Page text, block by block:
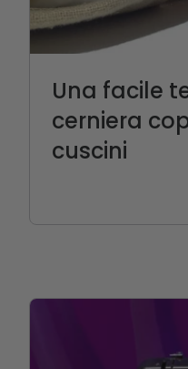
Una facile
cerniera
cuscini